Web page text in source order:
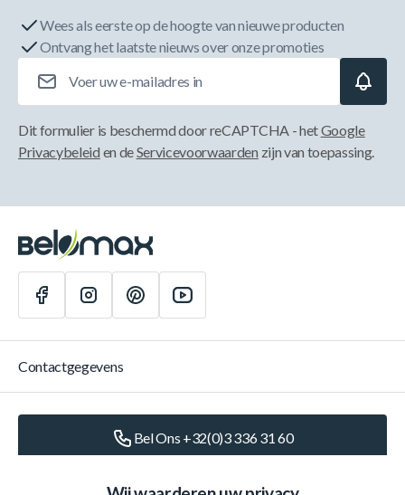
Wees als eerste op de hoogte van nieuwe producten
Ontvang het laatste nieuws over onze promoties
Dit formulier is beschermd door reCAPTCHA - hetGoogle
Privacybeleid en deServicevoorwaarden zijn van toepassing.
Contactgegevens
Bel Ons +32(0)3 336 31 60
Schrijf Ons info@belomax.com